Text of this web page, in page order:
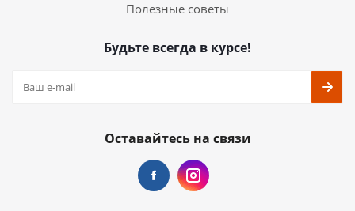
Полезные советы
Будьте всегда в курсе!
Оставайтесь на связи